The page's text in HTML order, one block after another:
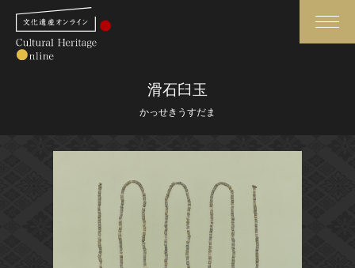
さらに詳細検索
媒体資料・関連記事等
博物館、美術館の皆さまへ
滑石臼玉
かっせきうすだま